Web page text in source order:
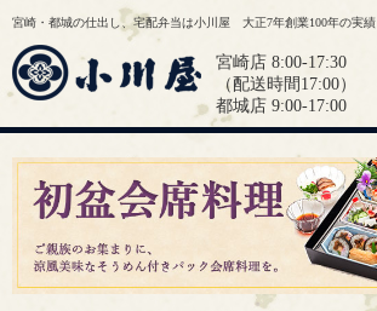
宮崎・都城の仕出し、宅配弁当は小川屋 大正7年創業100年の実績
宮崎店 8:00-17:30
（配送時間17:00）
都城店 9:00-17:00